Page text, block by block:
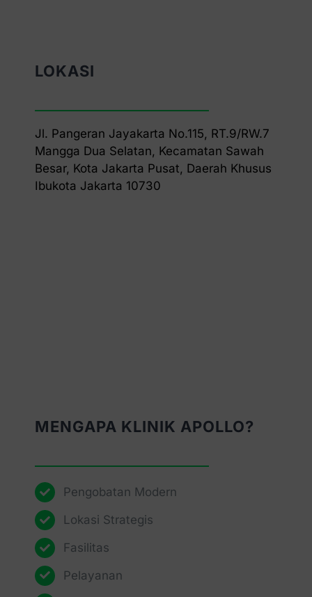
LOKASI
Jl. Pangeran Jayakarta No.115, RT.9/RW.7
Mangga Dua Selatan, Kecamatan Sawah
Besar, Kota Jakarta Pusat, Daerah Khusus
Ibukota Jakarta 10730
MENGAPA KLINIK APOLLO?
Pengobatan Modern
Lokasi Strategis
Fasilitas
Pelayanan